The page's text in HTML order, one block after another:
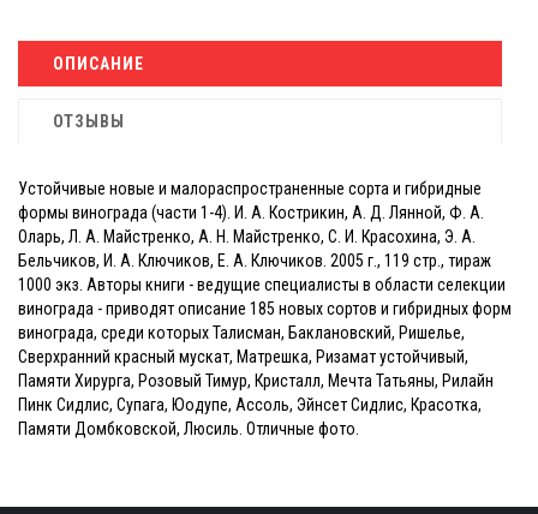
ОПИСАНИЕ
ОТЗЫВЫ
Устойчивые новые и малораспространенные сорта и гибридные
формы винограда (части 1-4). И. А. Кострикин, А. Д. Лянной, Ф. А.
Оларь, Л. А. Майстренко, А. Н. Майстренко, С. И. Красохина, Э. А.
Бельчиков, И. А. Ключиков, Е. А. Ключиков. 2005 г., 119 стр., тираж
1000 экз. Авторы книги - ведущие специалисты в области селекции
винограда - приводят описание 185 новых сортов и гибридных форм
винограда, среди которых Талисман, Баклановский, Ришелье,
Сверхранний красный мускат, Матрешка, Ризамат устойчивый,
Памяти Хирурга, Розовый Тимур, Кристалл, Мечта Татьяны, Рилайн
Пинк Сидлис, Супага, Юодупе, Ассоль, Эйнсет Сидлис, Красотка,
Памяти Домбковской, Люсиль. Отличные фото.